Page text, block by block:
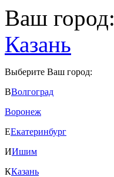
Ваш город:
Казань
Выберите Ваш город:
ВВолгоград
Воронеж
ЕЕкатеринбург
ИИшим
ККазань